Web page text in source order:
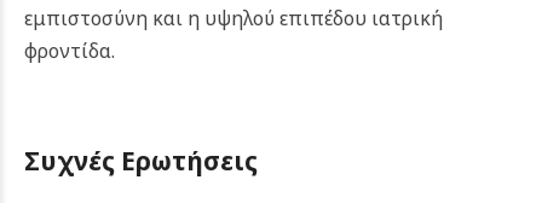
εμπιστοσύνη και η υψηλού επιπέδου ιατρική
φροντίδα.
Συχνές Ερωτήσεις